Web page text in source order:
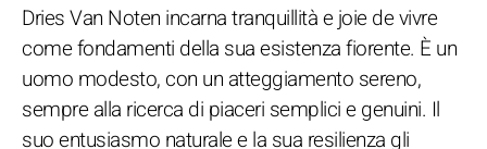
Dries Van Noten incarna tranquillità e joie de vivre
come fondamenti della sua esistenza fiorente. È un
uomo modesto, con un atteggiamento sereno,
sempre alla ricerca di piaceri semplici e genuini. Il
suo entusiasmo naturale e la sua resilienza gli